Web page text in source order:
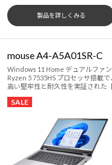
製品を詳しくみる
mouse A4-A5A01SR-C
Windows 11 Home デュアルファ
Ryzen 5 7535HS プロセッサ搭載
高い堅牢性と耐久性を実証された
SALE